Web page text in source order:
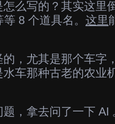
么写的？其实这里
8 个道具名。 这里
，尤其是那个车字
车那种古老的农业
，拿去问了一下 AI